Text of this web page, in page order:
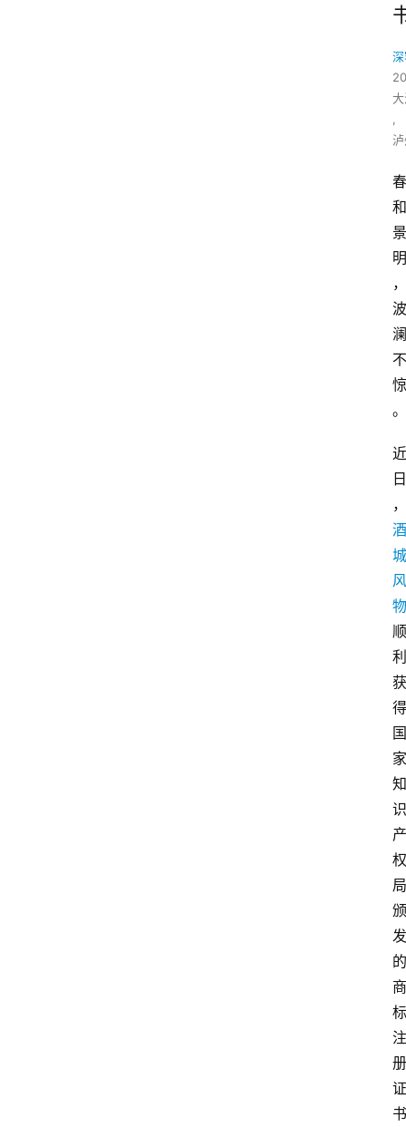
,
春
和
景
明
，
波
澜
不
惊
。
近
日
，
酒
城
风
物
顺
利
获
得
国
家
知
识
产
权
局
颁
发
的
商
标
注
册
证
书